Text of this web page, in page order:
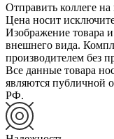
Отправить коллеге на
Цена носит
Изображение товара
внешнего вида.
производителем без
Все данные товара
являются публичной
РФ.